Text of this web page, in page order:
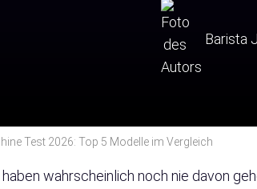
Barista
Test 2026: Top 5 Modelle im Vergleich
wahrscheinlich noch nie davon